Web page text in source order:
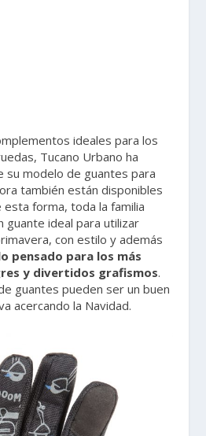
ideales para los
Tucano Urbano ha
su modelo de guantes para
también están disponibles
esta forma, toda la familia
guante ideal para utilizar
con estilo y además
pensado para los más
y divertidos grafismos.
guantes pueden ser un buen
acercando la Navidad.